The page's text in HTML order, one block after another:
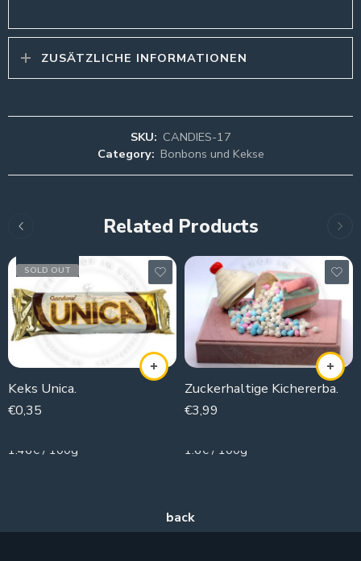
ZUSÄTZLICHE INFORMATIONEN
SKU: CANDIES-17
Category: Bonbons und Kekse
Related Products
SOLD OUT
Keks Unica.
€0,35
1.46€ / 100g
Zuckerhaltige Kichererba.
€3,99
1.6€ / 100g